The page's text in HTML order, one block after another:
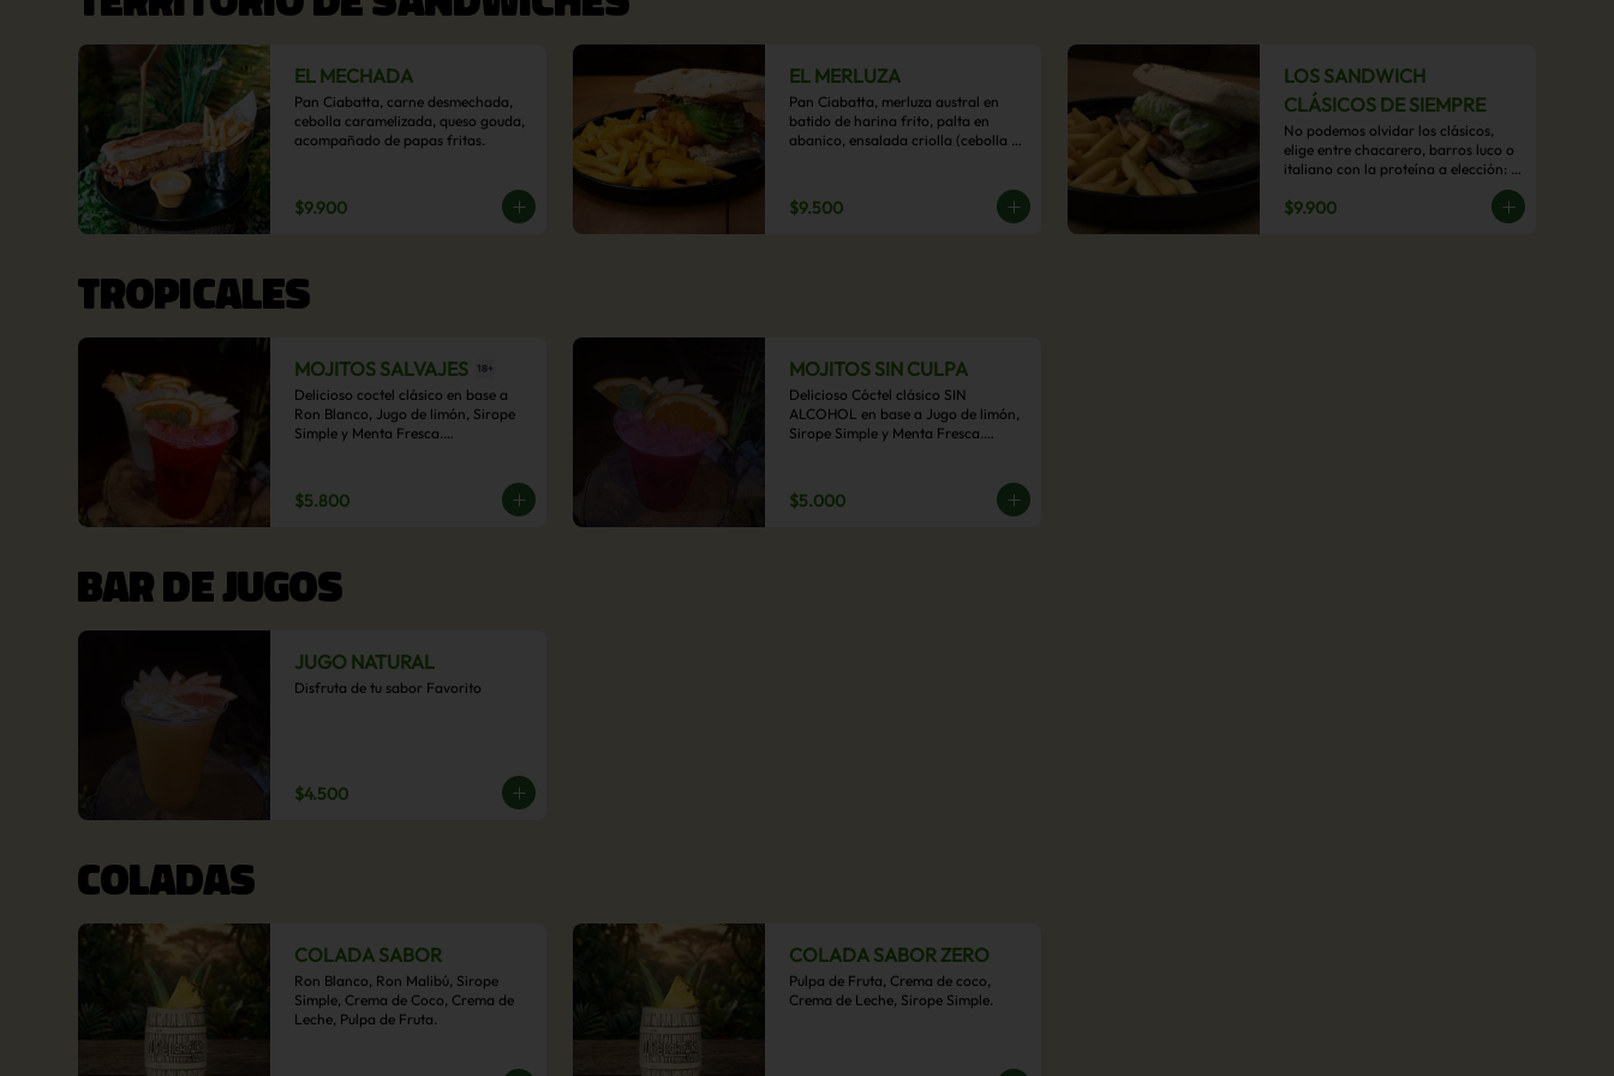
EL MECHADA
Pan Ciabatta, carne desmechada,
cebolla caramelizada, queso gouda,
acompañado de papas fritas.
$9.900
EL MERLUZA
Pan Ciabatta, merluza austral en
batido de harina frito, palta en
abanico, ensalada criolla (cebolla
de papas fritas.
$9.500
LOS SANDWICH
CLÁSICOS DE SIEMPRE
No podemos olvidar los clásicos,
elige entre chacarero, barros luco o
italiano con la proteína a elección:
mechada, pollo o hamburguesa con
acompañamiento de papas fritas.
$9.900
TROPICALES
MOJITOS SALVAJES
Delicioso coctel clásico en base a
Ron Blanco, Jugo de limón, Sirope
Simple y Menta Fresca.
$5.800
MOJITOS SIN CULPA
Delicioso Cóctel clásico SIN
ALCOHOL en base a Jugo de limón,
Sirope Simple y Menta Fresca.
$5.000
BAR DE JUGOS
JUGO NATURAL
Disfruta de tu sabor Favorito
$4.500
COLADAS
COLADA SABOR
Ron Blanco, Ron Malibú, Sirope
Simple, Crema de Coco, Crema de
Leche, Pulpa de Fruta.
COLADA SABOR ZERO
Pulpa de Fruta, Crema de coco,
Crema de Leche, Sirope Simple.